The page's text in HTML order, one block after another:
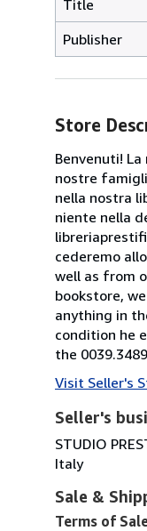
Title
Publisher
Store
Benvenuti!
nostre
nella nostra
niente nella
cederemo
well as from
bookstore,
anything in
condition he
the
Visit Seller's
Seller's
STUDIO
Italy
Sale &
Terms of